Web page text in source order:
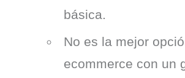
básica.
No es la mejor
ecommerce con un